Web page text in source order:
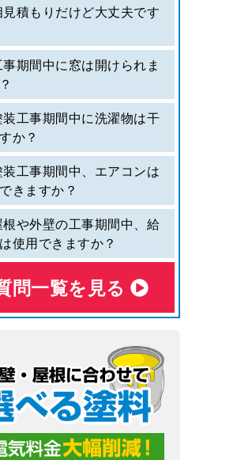
見積もりだけど大丈夫です
事期間中に窓は開けられま
装工事期間中に洗濯物は干
か？
装工事期間中、エアコンは
きますか？
根や外壁の工事期間中、給
使用できますか？
問⼀覧を⾒る